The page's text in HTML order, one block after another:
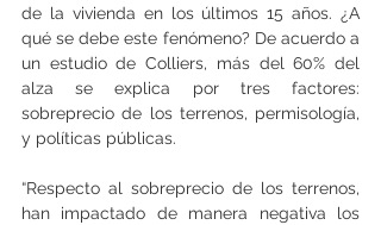
de la vivienda en los últimos 15 años. ¿A
qué se debe este fenómeno? De acuerdo a
un estudio de Colliers, más del 60% del
alza se explica por tres factores:
sobreprecio de los terrenos, permisología,
y políticas públicas.
“Respecto al sobreprecio de los terrenos,
han impactado de manera negativa los